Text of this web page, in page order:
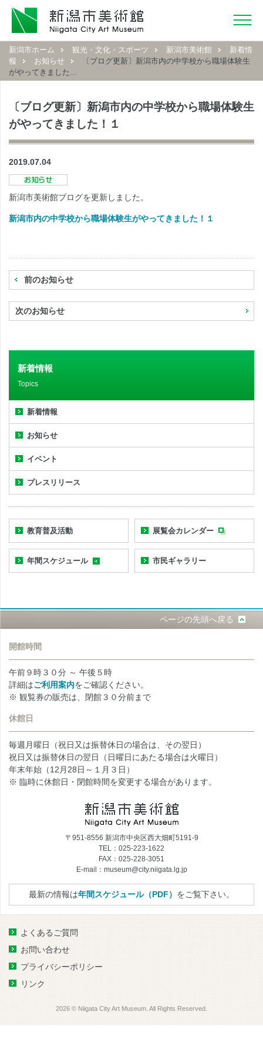
新潟市ホーム 観光・文化・スポーツ 新潟市美術館
新着情
報
お知らせ
〔ブログ更新〕新潟市内の中学校から職場体験生
がやってきました...
〔ブログ更新〕新潟市内の中学校から職場体験生
がやってきました！１
2019.07.04
新潟市美術館ブログを更新しました。
新潟市内の中学校から職場体験生がやってきました！１
前のお知らせ
次のお知らせ
新着情報
Topics
新着情報
お知らせ
イベント
プレスリリース
教育普及活動 展覧会カレンダー
年間スケジュール 市民ギャラリー
ページの先頭へ戻る
開館時間
午前９時３０分 ～ 午後５時
詳細はご利用案内をご確認ください。
※ 観覧券の販売は、閉館３０分前まで
休館日
毎週月曜日（祝日又は振替休日の場合は、その翌日）
祝日又は振替休日の翌日（日曜日にあたる場合は火曜日）
年末年始（12月28日～１月３日）
※ 臨時に休館日・閉館時間を変更する場合があります。
〒951-8556 新潟市中央区西大畑町5191-9
TEL：025-223-1622
FAX：025-228-3051
E-mail：museum@city.niigata.lg.jp
最新の情報は年間スケジュール（PDF） をご覧下さい。
よくあるご質問
お問い合わせ
プライバシーポリシー
リンク
2026 © Niigata City Art Museum. All Rights Reserved.